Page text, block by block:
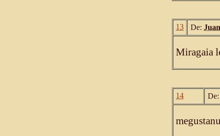
13 De:
Miragaia
14